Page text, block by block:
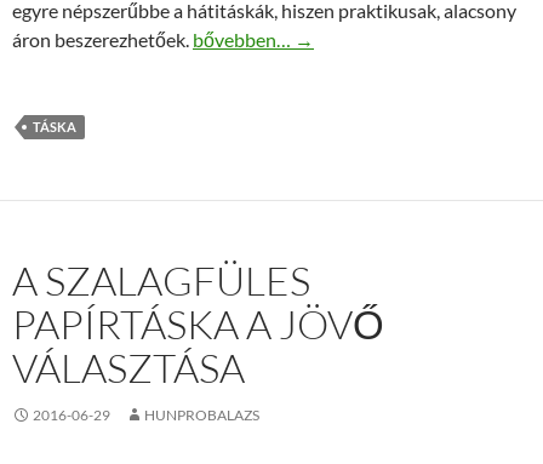
egyre népszerűbbe a hátitáskák, hiszen praktikusak, alacsony
áron beszerezhetőek. Fjällräven Kanken Classic táskák vásárlása
bővebben… →
TÁSKA
A SZALAGFÜLES
PAPÍRTÁSKA A JÖVŐ
VÁLASZTÁSA
2016-06-29 HUNPROBALAZS